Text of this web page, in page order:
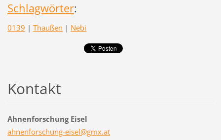
Schlagwörter:
0139 | Thaußen | Nebi
Kontakt
Ahnenforschung Eisel
ahnenforschung-eisel@gmx.at